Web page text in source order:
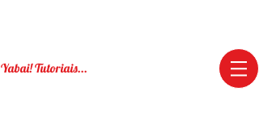
Yabai! Tutoriais...